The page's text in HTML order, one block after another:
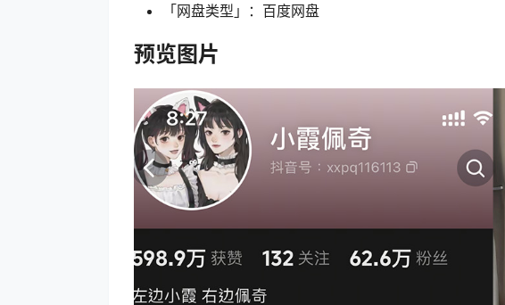
「网盘类型」：百度网盘
预览图片